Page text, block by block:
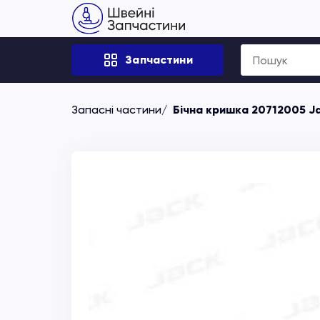
Запчастини
Search
for:
Запасні частини Бічна кришка 20712005